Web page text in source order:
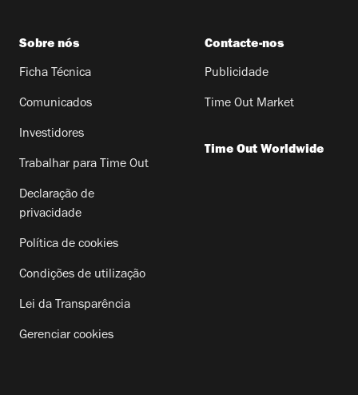
Sobre nós
Ficha Técnica
Comunicados
Investidores
Trabalhar para Time Out
Declaração de
privacidade
Política de cookies
Condições de utilização
Lei da Transparência
Gerenciar cookies
Contacte-nos
Publicidade
Time Out Market
Time Out Worldwide